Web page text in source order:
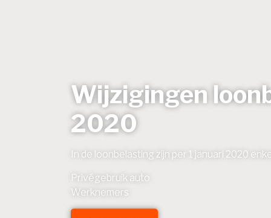
Wijzigingen
2020
In de loonbelasting zijn per 1 januari 2020
Privégebruik auto
Werknemers